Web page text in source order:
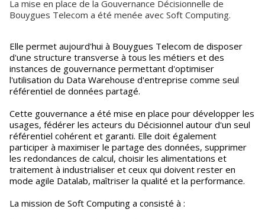
La mise en place de la Gouvernance Décisionnelle de
Bouygues Telecom a été menée avec Soft Computing.
Elle permet aujourd'hui à Bouygues Telecom de disposer
d'une structure transverse à tous les métiers et des
instances de gouvernance permettant d'optimiser
l'utilisation du Data Warehouse d'entreprise comme seul
référentiel de données partagé.
Cette gouvernance a été mise en place pour développer les
usages, fédérer les acteurs du Décisionnel autour d'un seul
référentiel cohérent et garanti. Elle doit également
participer à maximiser le partage des données, supprimer
les redondances de calcul, choisir les alimentations et
traitement à industrialiser et ceux qui doivent rester en
mode agile Datalab, maîtriser la qualité et la performance.
La mission de Soft Computing a consisté à :